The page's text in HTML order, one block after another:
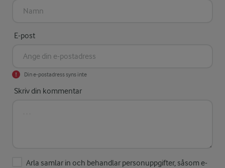
E-post
Din e-postadress syns inte
Skriv din kommentar
Arla samlar in och behandlar personuppgifter, såsom e-